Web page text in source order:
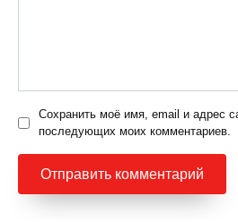
Сохранить моё имя, email и адрес
последующих моих комментариев.